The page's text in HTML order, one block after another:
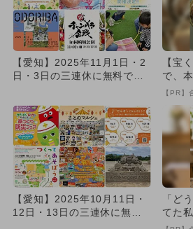
【愛知】2025年11月1日・2
日・3日の三連休に無料で楽
【宝
で、
か
【PR】
【愛知】2025年10月11日・
12日・13日の三連休に無料
「ど
てた
い方”